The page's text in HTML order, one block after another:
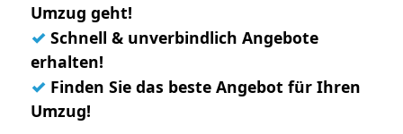
Umzug geht!
✓ Schnell & unverbindlich Angebote
erhalten!
✓ Finden Sie das beste Angebot für Ihren
Umzug!